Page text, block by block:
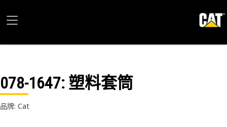
078-1647: 塑料套筒
品牌: Cat